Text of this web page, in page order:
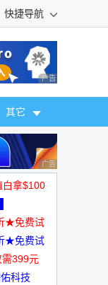
快捷导航
广告 商业广告，理
其它
广告 商业广告，理
拿$100
★免费试
★免费试
需399元
科技